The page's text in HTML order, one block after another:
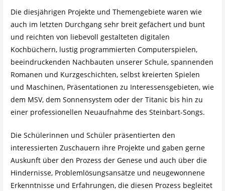
Die diesjährigen Projekte und Themengebiete waren wie
auch im letzten Durchgang sehr breit gefächert und bunt
und reichten von liebevoll gestalteten digitalen
Kochbüchern, lustig programmierten Computerspielen,
beeindruckenden Nachbauten unserer Schule, spannenden
Romanen und Kurzgeschichten, selbst kreierten Spielen
und Maschinen, Präsentationen zu Interessensgebieten, wie
dem MSV, dem Sonnensystem oder der Titanic bis hin zu
einer professionellen Neuaufnahme des Steinbart-Songs.
Die Schülerinnen und Schüler präsentierten den
interessierten Zuschauern ihre Projekte und gaben gerne
Auskunft über den Prozess der Genese und auch über die
Hindernisse, Problemlösungsansätze und neugewonnene
Erkenntnisse und Erfahrungen, die diesen Prozess begleitet